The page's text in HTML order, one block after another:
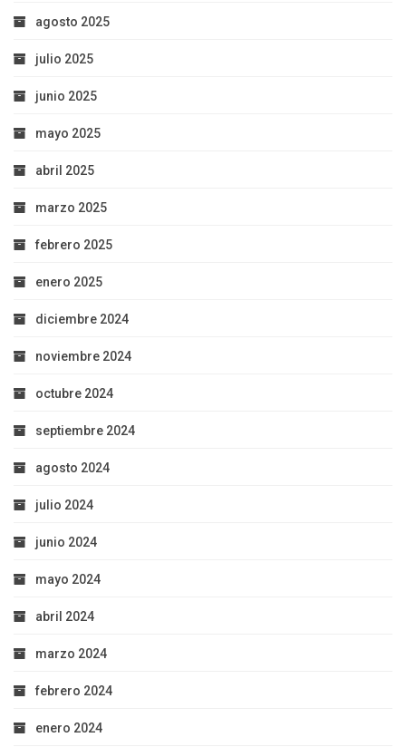
agosto 2025
julio 2025
junio 2025
mayo 2025
abril 2025
marzo 2025
febrero 2025
enero 2025
diciembre 2024
noviembre 2024
octubre 2024
septiembre 2024
agosto 2024
julio 2024
junio 2024
mayo 2024
abril 2024
marzo 2024
febrero 2024
enero 2024